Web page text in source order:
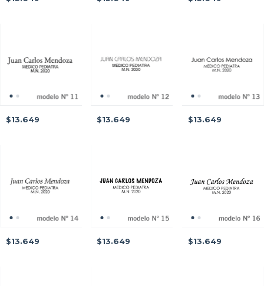
$13.649 $13.649 $13.649
$13.649 $13.649 $13.649